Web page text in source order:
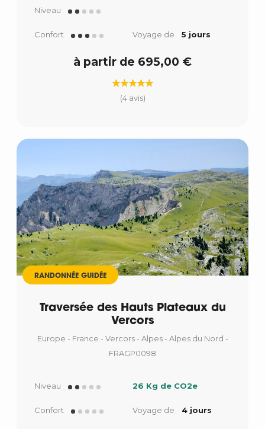
Niveau
Confort Voyage de 5 jours
à partir de 695,00 €
(4 avis)
RANDONNÉE GUIDÉE
Traversée des Hauts Plateaux du
Vercors
Europe - France - Vercors - Alpes - Alpes du Nord -
FRAGP0098
Niveau 26 Kg de CO2e
Confort Voyage de 4 jours